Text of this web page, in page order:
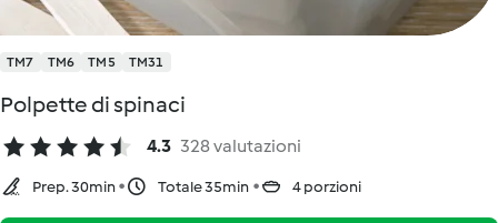
TM7 TM6 TM5 TM31
Polpette di spinaci
4.3 328 valutazioni
Prep. 30min Totale 35min 4 porzioni